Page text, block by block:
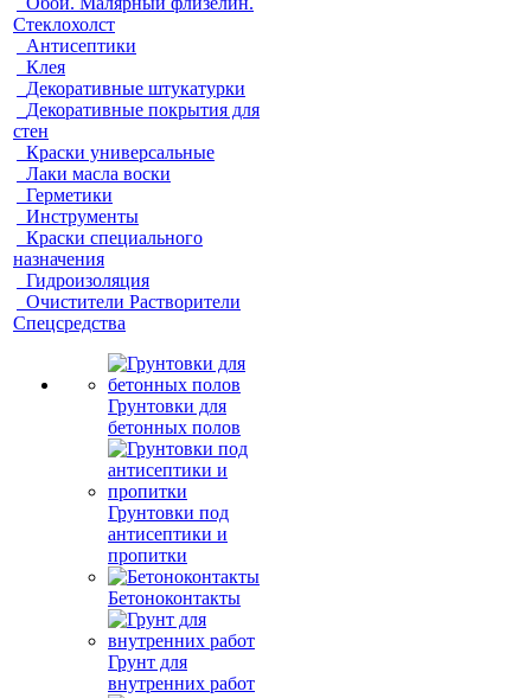
Стеклохолст
Антисептики
Клея
Декоративные штукатурки
Декоративные покрытия для
стен
Краски универсальные
Лаки масла воски
Герметики
Инструменты
Краски специального
назначения
Гидроизоляция
Очистители Растворители
Спецсредства
Грунтовки для
бетонных полов
Грунтовки под
антисептики и
пропитки
Бетоноконтакты
Грунт для
внутренних работ